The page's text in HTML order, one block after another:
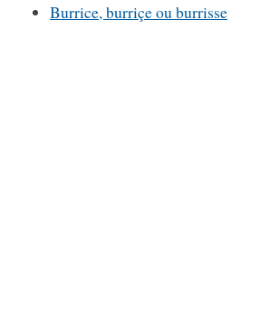
Burrice, burriçe ou burrisse